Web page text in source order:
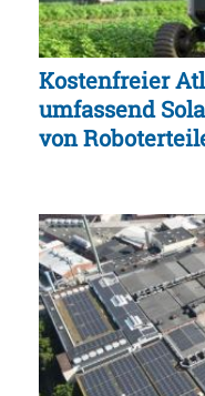
Kostenfreier
umfassend
von